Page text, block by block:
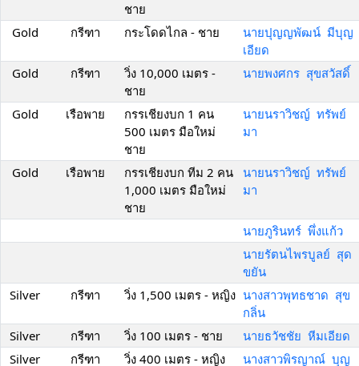
ชาย
Gold กรีฑา กระโดดไกล - ชาย
นายปุญญพัฒน์ มีบุญ
เอียด
Gold
กรีฑา
วิ่ง 10,000 เมตร -
ชาย
นายพงศกร สุขสวัสดิ์
Gold เรือพาย
กรรเชียงบก 1 คน
500 เมตร มือใหม่
ชาย
นายนราวิชญ์ ทรัพย์
มา
Gold เรือพาย
กรรเชียงบก ทีม 2 คน
1,000 เมตร มือใหม่
ชาย
นายนราวิชญ์ ทรัพย์
มา
นายภูรินทร์ พึ่งแก้ว
นายรัตนไพรบูลย์ สุด
ขยัน
Silver
กรีฑา วิ่ง 1,500 เมตร - หญิง นางสาวพุทธชาด สุข
กลิ่น
Silver
กรีฑา วิ่ง 100 เมตร - ชาย
นายธวัชชัย หีมเอียด
Silver
กรีฑา วิ่ง 400 เมตร - หญิง นางสาวพิรญาณ์ บุญ